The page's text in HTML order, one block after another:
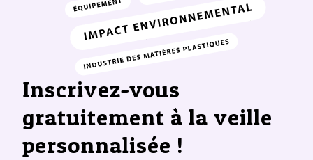
Inscrivez-vous
gratuitement à la veille
personnalisée !